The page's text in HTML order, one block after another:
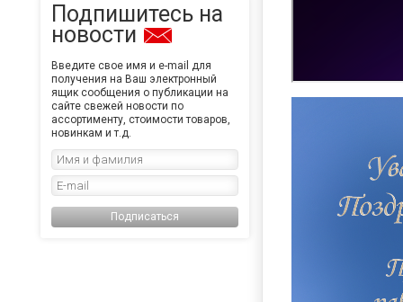
Подпишитесь на
новости
Введите свое имя и e-mail для
получения на Ваш электронный
ящик сообщения о публикации на
сайте свежей новости по
ассортименту, стоимости товаров,
новинкам и т.д.
Подписаться